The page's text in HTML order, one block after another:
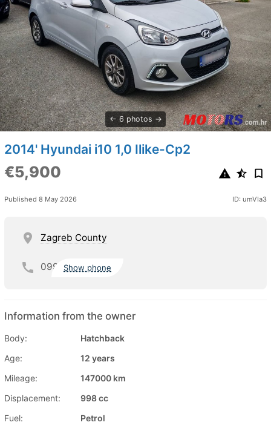
6 photos
2014' Hyundai i10 1,0 Ilike-Cp2
€5,900
Published 8 May 2026 ID: umVIa3
Zagreb County
099 Show phone
Information from the owner
Body:
Hatchback
Age:
12 years
Mileage:
147000 km
Displacement:
998 cc
Fuel:
Petrol